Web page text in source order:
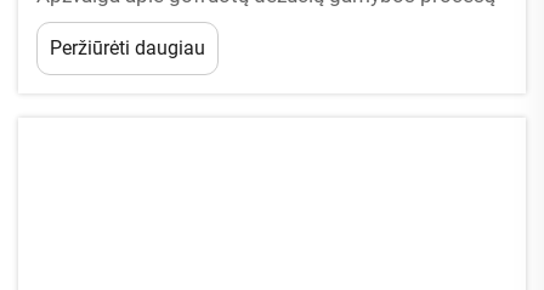
žingsnis po žingsnio Šiuolaikinė gofruotų dėžučių
gamybos linija per penkis pagrindinius ... žalius
ritinus verčia į apsauginį pakuotės medžiagą
Peržiūrėti daugiau